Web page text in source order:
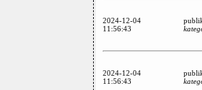
2024-12-04
11:56:43
2024-12-04
11:56:43